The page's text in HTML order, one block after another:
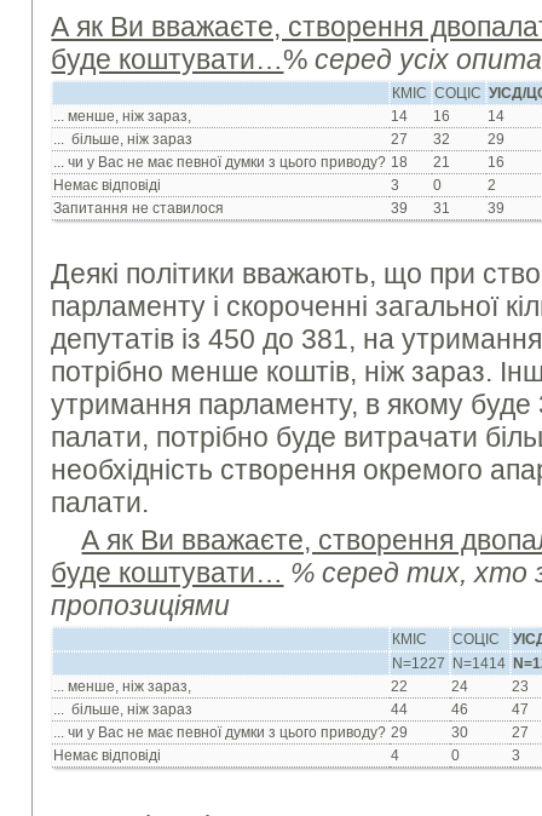
А як Ви вважаєте, створення
буде коштувати…%серед усіх
КМІС СОЦІС УІСД/
... менше, ніж зараз,
14 16
14
... більше, ніж зараз
27 32
29
... чи у Вас не має певної думки з цього приводу? 18 21
16
Немає відповіді
3 0
2
Запитання не ставилося
39 31 39
Деякі політики вважають, що при
парламенту і скороченні загальної
депутатів із 450 до 381, на
потрібно менше коштів, ніж зараз.
утримання парламенту, в якому буде
палати, потрібно буде витрачати
необхідність створення окремого
палати.
А як Ви вважаєте, створення
буде коштувати… % серед тих, хто
пропозиціями
КМІС СОЦІС
N=1227
N=1414
... менше, ніж зараз,
22 24
23
... більше, ніж зараз
44 46
47
... чи у Вас не має певної думки з цього приводу? 29 30
27
Немає відповіді
4 0 3